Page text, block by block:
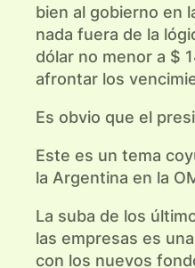
bien al gobierno en
nada fuera de la
dólar no menor a $
afrontar los
Es obvio que el
Este es un tema
la Argentina en la
La suba de los
las empresas es
con los nuevos